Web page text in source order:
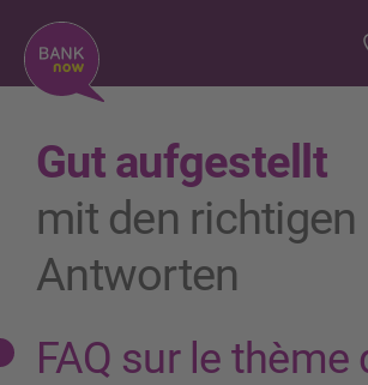
Gut aufgestellt
mit den richtigen
Antworten
FAQ sur le thème